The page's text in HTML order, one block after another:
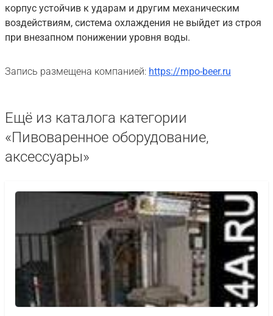
корпус устойчив к ударам и другим механическим
воздействиям, система охлаждения не выйдет из строя
при внезапном понижении уровня воды.
Запись размещена компанией: https://mpo-beer.ru
Ещё из каталога категории
«Пивоваренное оборудование,
аксессуары»